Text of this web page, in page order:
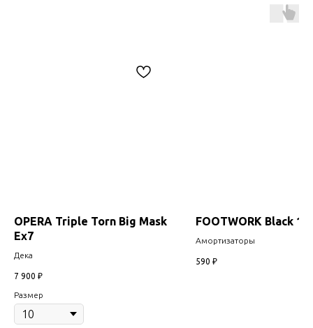
OPERA Triple Torn Big Mask
Ex7
Дека
7 900 ₽
Размер
FOOTWORK Black
Амортизаторы
590 ₽